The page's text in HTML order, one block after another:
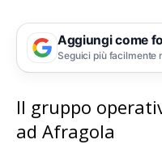
Aggiungi come
Seguici più facilmente
Il gruppo
ad Afragola